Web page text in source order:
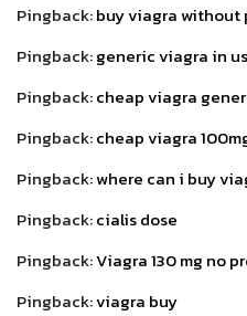
Pingback:buy viagra without
Pingback:generic viagra in
Pingback:cheap viagra
Pingback:cheap viagra
Pingback:where can i buy
Pingback:cialis dose
Pingback:Viagra 130 mg no
Pingback:viagra buy